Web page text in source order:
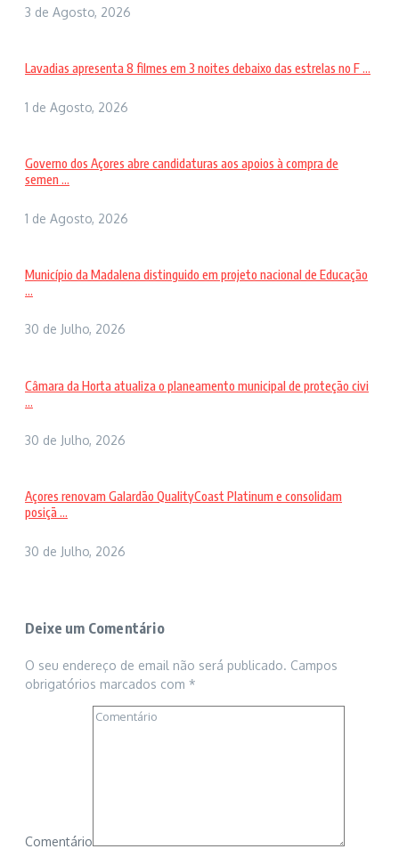
3 de Agosto, 2026
Lavadias apresenta 8 filmes em 3 noites debaixo das estrelas no F ...
1 de Agosto, 2026
Governo dos Açores abre candidaturas aos apoios à compra de
semen ...
1 de Agosto, 2026
Município da Madalena distinguido em projeto nacional de Educação
...
30 de Julho, 2026
Câmara da Horta atualiza o planeamento municipal de proteção civi
...
30 de Julho, 2026
Açores renovam Galardão QualityCoast Platinum e consolidam
posiçã ...
30 de Julho, 2026
Deixe um Comentário
O seu endereço de email não será publicado. Campos
obrigatórios marcados com *
Comentário